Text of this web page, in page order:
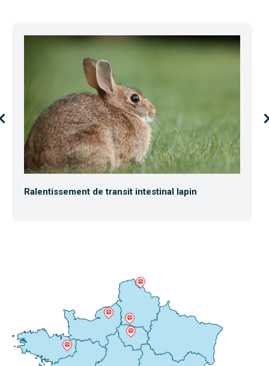
Ralentissement de transit intestinal lapin